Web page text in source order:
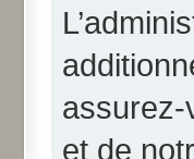
assurez-
et de